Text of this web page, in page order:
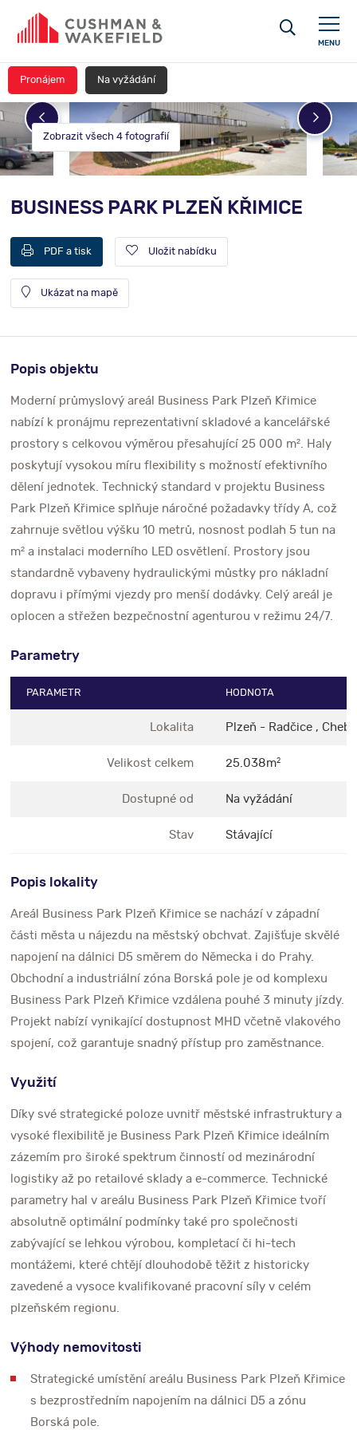
MENU
Zobrazit všech 4 fotografií
BUSINESS PARK PLZEŇ KŘIMICE
PDF a tisk Uložit nabídku
Ukázat na mapě
Pronájem Na vyžádání
Popis objektu
Moderní průmyslový areál Business Park Plzeň Křimice
nabízí k pronájmu reprezentativní skladové a kancelářské
prostory s celkovou výměrou přesahující 25 000 m². Haly
poskytují vysokou míru flexibility s možností efektivního
dělení jednotek. Technický standard v projektu Business
Park Plzeň Křimice splňuje náročné požadavky třídy A, což
zahrnuje světlou výšku 10 metrů, nosnost podlah 5 tun na
m² a instalaci moderního LED osvětlení. Prostory jsou
standardně vybaveny hydraulickými můstky pro nákladní
dopravu i přímými vjezdy pro menší dodávky. Celý areál je
oplocen a střežen bezpečnostní agenturou v režimu 24/7.
Parametry
PARAMETR HODNOTA
Lokalita Plzeň - Radčice ,
Velikost celkem 25.038m2
Dostupné od Na vyžádání
Stav Stávající
Popis lokality
Areál Business Park Plzeň Křimice se nachází v západní
části města u nájezdu na městský obchvat. Zajišťuje skvělé
napojení na dálnici D5 směrem do Německa i do Prahy.
Obchodní a industriální zóna Borská pole je od komplexu
Business Park Plzeň Křimice vzdálena pouhé 3 minuty jízdy.
Projekt nabízí vynikající dostupnost MHD včetně vlakového
spojení, což garantuje snadný přístup pro zaměstnance.
Využití
Díky své strategické poloze uvnitř městské infrastruktury a
vysoké flexibilitě je Business Park Plzeň Křimice ideálním
zázemím pro široké spektrum činností od mezinárodní
logistiky až po retailové sklady a e-commerce. Technické
parametry hal v areálu Business Park Plzeň Křimice tvoří
absolutně optimální podmínky také pro společnosti
zabývající se lehkou výrobou, kompletací či hi-tech
montážemi, které chtějí dlouhodobě těžit z historicky
zavedené a vysoce kvalifikované pracovní síly v celém
plzeňském regionu.
Výhody nemovitosti
Strategické umístění areálu Business Park Plzeň Křimice
s bezprostředním napojením na dálnici D5 a zónu
Borská pole.